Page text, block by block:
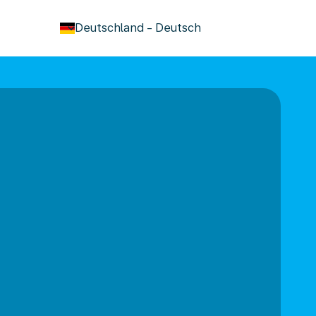
Deutschland - Deutsch
keyboard_arrow_down